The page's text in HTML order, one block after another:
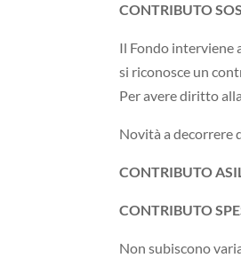
CONTRIBUTO
Il Fondo interviene
si riconosce un
Per avere diritto
Novità a decorrere
CONTRIBUTO
CONTRIBUTO
Non subiscono